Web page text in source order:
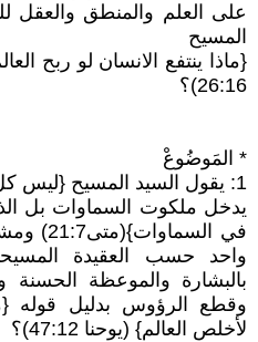
على العلم والمنطق والعقل
المسيح
{ماذا ينتفع الانسان لو ربح
26:16)؟
* المَوضُوعْ
1: يقول السيد المسيح {ليس
يدخل ملكوت السماوات بل
في
واحد حسب العقيدة
بالبشارة والموعظة
وقطع الرؤوس بدليل قوله
لأخلص العالم} (يوحنا 47:12)؟